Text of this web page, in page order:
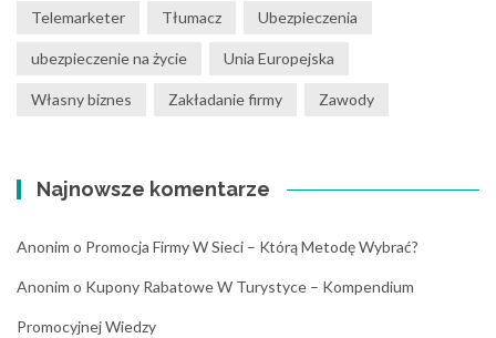
Telemarketer Tłumacz Ubezpieczenia
ubezpieczenie na życie Unia Europejska
Własny biznes Zakładanie firmy Zawody
Najnowsze komentarze
Anonim o Promocja Firmy W Sieci – Którą Metodę Wybrać?
Anonim o Kupony Rabatowe W Turystyce – Kompendium
Promocyjnej Wiedzy